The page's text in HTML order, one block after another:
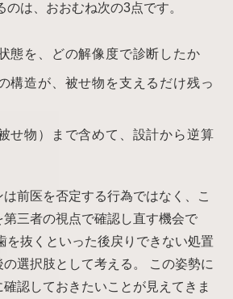
は、おおむね次の3点です。
態を、どの解像度で診断したか
構造が、被せ物を支えるだけ残っ
せ物）まで含めて、設計から逆算
前医を否定する行為ではなく、こ
三者の視点で確認し直す機会で
を抜くといった後戻りできない処置
選択肢として考える。 この姿勢に
認しておきたいことが見えてきま